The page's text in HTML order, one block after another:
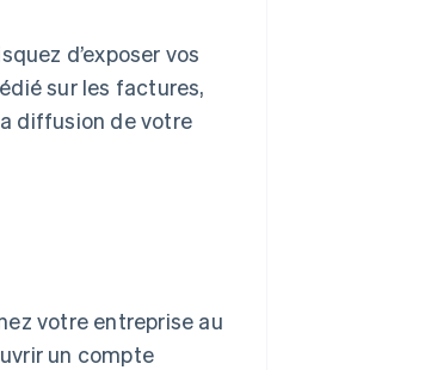
d’exposer vos
sur les factures,
diffusion de votre
votre entreprise au
un compte